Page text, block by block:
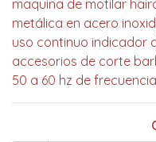
maquina de motilar
metálica en acero
uso continuo indicador
accesorios de corte
50 a 60 hz de frecuencia